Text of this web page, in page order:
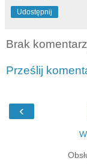
Udostępnij
Brak
Prześlij
‹